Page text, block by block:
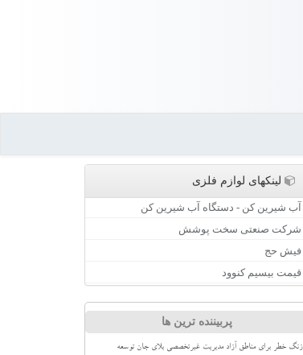
لینکهای لوازم فلزی
آب شیرین کن - دستگاه آب شیرین کن
شرکت صنعتی سخت پوشش
فیش حج
قیمت بیسیم کنوود
پربیننده ترین ها
زنگ خطر برای مناطق آزاد مدیریت غیرتخصصی بلای جان توسعه